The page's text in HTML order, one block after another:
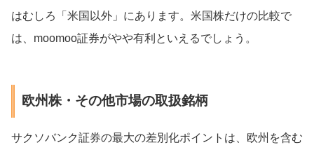
はむしろ「米国以外」にあります。米国株だけの比較で
は、moomoo証券がやや有利といえるでしょう。
欧州株・その他市場の取扱銘柄
サクソバンク証券の最大の差別化ポイントは、欧州を含む